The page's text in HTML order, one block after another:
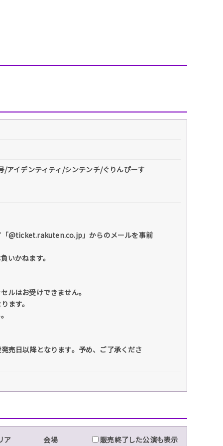
イデンティティ/シンテンチ/ぐりんぴーす
@ticket.rakuten.co.jp」からのメールを事前
いかねます。
ルはお受けできません。
ます。
売日以降となります。予め、ご了承くださ
ア 会場 販売終了した公演も表示